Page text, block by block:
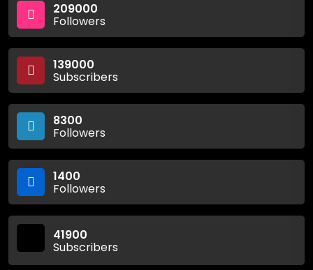
209000
Followers
139000
Subscribers
8300
Followers
1400
Followers
41900
Subscribers